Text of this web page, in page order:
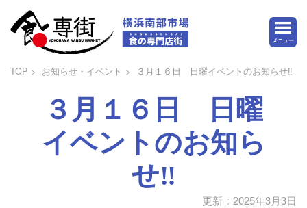
メニュー
TOP お知らせ・イベント ３月１６日 日曜イベントのお知らせ‼
３月１６日 日曜
イベントのお知ら
せ‼
更新：2025年3月3日